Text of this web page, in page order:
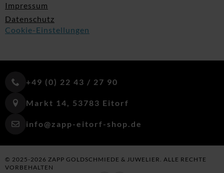
Impressum
Datenschutz
Cookie-Einstellungen
+49 (0) 22 43 / 27 90
Markt 14, 53783 Eitorf
info@zapp-eitorf-shop.de
© 2025-2026 ZAPP GOLDSCHMIEDE & JUWELIER. ALLE RECHTE
VORBEHALTEN